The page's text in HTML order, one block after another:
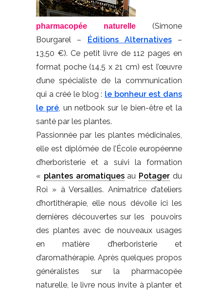
pharmacopée naturelle (Simone
Bourgarel – Éditions Alternatives–
13,50 €). Ce petit livre de 112 pages en
format poche (14,5 x 21 cm) est l’œuvre
d’une spécialiste de la communication
qui a créé le blog : le bonheur est dans
le pré, un netbook sur le bien-être et la
santé par les plantes.
Passionnée par les plantes médicinales,
elle est diplômée de l’École européenne
d’herboristerie et a suivi la formation
« plantes aromatiquesau Potager du
Roi » à Versailles. Animatrice d’ateliers
d’hortithérapie, elle nous dévoile ici les
dernières découvertes sur les pouvoirs
des plantes avec de nouveaux usages
en matière d’herboristerie et
d’aromathérapie. Après quelques propos
généralistes sur la pharmacopée
naturelle, le livre nous invite à planter et